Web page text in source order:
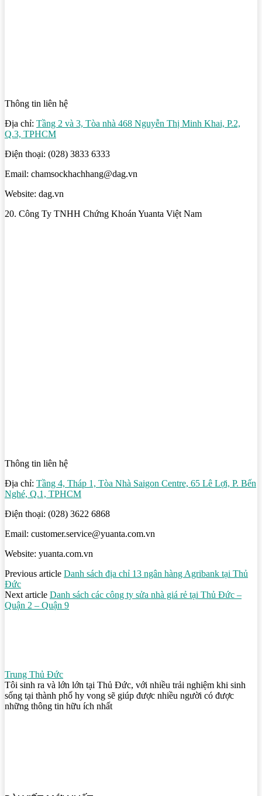
Thông tin liên hệ
Địa chỉ: Tầng 2 và 3, Tòa nhà 468 Nguyễn Thị Minh Khai, P.2,
Q.3, TPHCM
Điện thoại: (028) 3833 6333
Email: chamsockhachhang@dag.vn
Website: dag.vn
20. Công Ty TNHH Chứng Khoán Yuanta Việt Nam
Thông tin liên hệ
Địa chỉ: Tầng 4, Tháp 1, Tòa Nhà Saigon Centre, 65 Lê Lợi, P. Bến
Nghé, Q.1, TPHCM
Điện thoại: (028) 3622 6868
Email: customer.service@yuanta.com.vn
Website: yuanta.com.vn
Previous article Danh sách địa chỉ 13 ngân hàng Agribank tại Thủ
Đức
Next article Danh sách các công ty sửa nhà giá rẻ tại Thủ Đức –
Quận 2 – Quận 9
Trung Thủ Đức
Tôi sinh ra và lớn lớn tại Thủ Đức, với nhiều trải nghiệm khi sinh
sống tại thành phố hy vong sẽ giúp được nhiều người có được
những thông tin hữu ích nhất